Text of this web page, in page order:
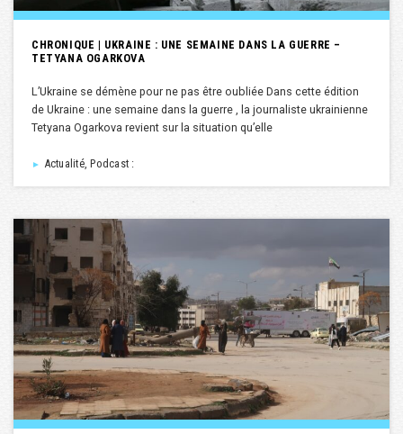
CHRONIQUE | UKRAINE : UNE SEMAINE DANS LA GUERRE –
TETYANA OGARKOVA
L’Ukraine se démène pour ne pas être oubliée Dans cette édition
de Ukraine : une semaine dans la guerre , la journaliste ukrainienne
Tetyana Ogarkova revient sur la situation qu’elle
► Actualité, Podcast :